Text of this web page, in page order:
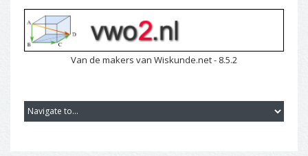
Van de makers van Wiskunde.net - 8.5.2